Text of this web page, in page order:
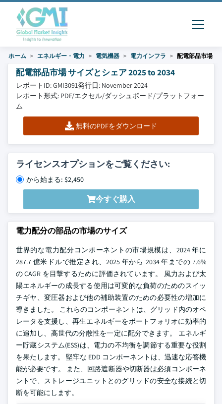
ホーム エネルギー・電力 電気機器 電力インフラ 配電部品市場
配電部品市場 サイズとシェア 2025 to 2034
レポートID: GMI3091発行日: November 2024
レポート形式: PDF/エクセル/ダッシュボード/プラットフォー
ム
無料のPDFをダウンロード
ライセンスオプションをご覧ください:
から始まる: $2,450
今すぐ購入
電力配分の部品の市場のサイズ
世界的な電力配分コンポーネントの市場規模は、2024 年に
287.7 億米ドルで推定され、2025 年から 2034 年までの 7.6%
の CAGR を目撃するために評価されています。 風力および太
陽エネルギーの成長する使用は可変的な負荷のためのスイッ
チギヤ、変圧器および他の補助装置のための必要性の増加に
導きました。 これらのコンポーネントは、グリッド内のオペ
レータを支援し、再生エネルギーをポートフォリオに効率的
に追加し、高世代の分散性を一定に配分できます。 エネルギ
ー貯蔵システム(ESS)は、電力の不均衡を調節する重要な役割
を果たします。 堅牢な EDD コンポーネントは、迅速な応答機
能が必要です。 また、回路遮断器や切断器は必須コンポーネ
ントで、ストレージユニットとのグリッドの安全な接続と切
断を可能にします。